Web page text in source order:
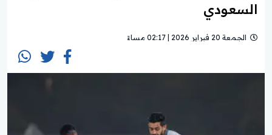
السعودي
الجمعة 20 فبراير 2026 | 02:17 مساءً